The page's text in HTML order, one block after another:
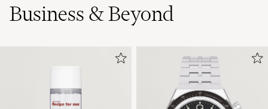
Business & Beyond